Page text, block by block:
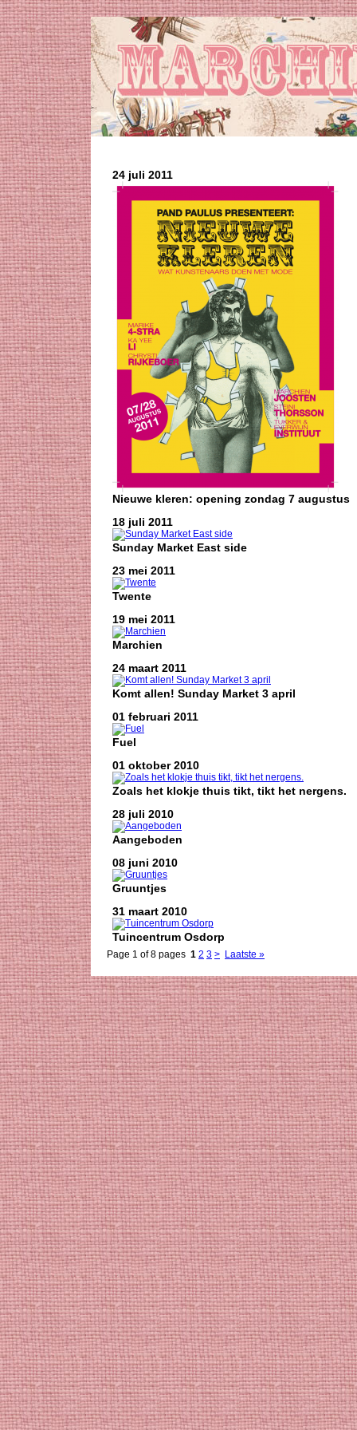
24 juli 2011
Nieuwe kleren: opening zondag 7 augustus
18 juli 2011
Sunday Market East side
23 mei 2011
Twente
19 mei 2011
Marchien
24 maart 2011
Komt allen! Sunday Market 3 april
01 februari 2011
Fuel
01 oktober 2010
Zoals het klokje thuis tikt, tikt het nergens.
28 juli 2010
Aangeboden
08 juni 2010
Gruuntjes
31 maart 2010
Tuincentrum Osdorp
Page 1 of 8 pages 1 2 3 > Laatste »